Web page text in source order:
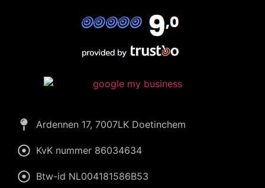
Ardennen 17, 7007LK Doetinchem
KvK nummer 86034634
Btw-id NL004181586B53